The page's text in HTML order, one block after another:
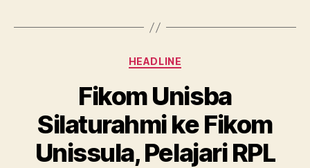
Categories
HEADLINE
Fikom Unisba
Silaturahmi ke Fikom
Unissula, Pelajari RPL